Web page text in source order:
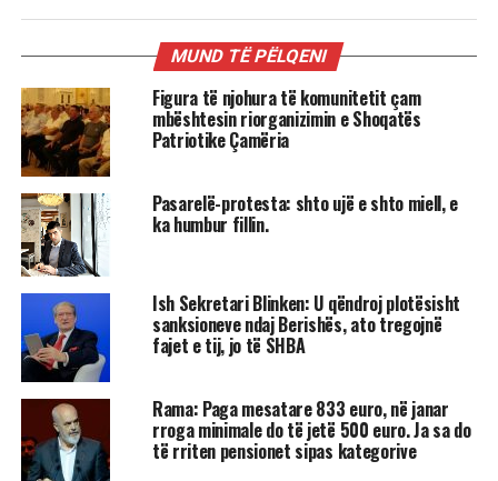
MUND TË PËLQENI
Figura të njohura të komunitetit çam
mbështesin riorganizimin e Shoqatës
Patriotike Çamëria
Pasarelë-protesta: shto ujë e shto miell, e
ka humbur fillin.
Ish Sekretari Blinken: U qëndroj plotësisht
sanksioneve ndaj Berishës, ato tregojnë
fajet e tij, jo të SHBA
Rama: Paga mesatare 833 euro, në janar
rroga minimale do të jetë 500 euro. Ja sa do
të rriten pensionet sipas kategorive